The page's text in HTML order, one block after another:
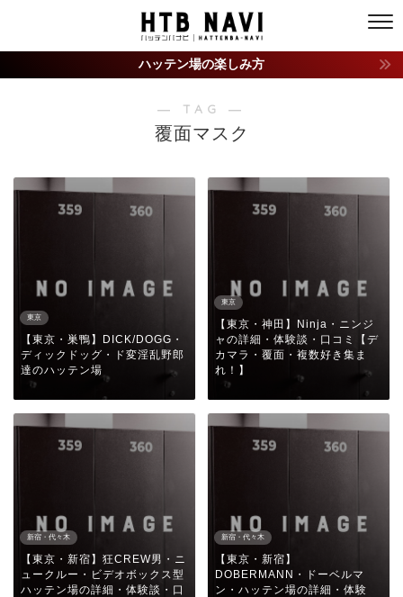
ハッテン場の楽しみ方
― TAG ―
覆面マスク
東京
【東京・巣鴨】DICK/DOGG・
ディックドッグ・ド変淫乱野郎
達のハッテン場
東京
【東京・神田】Ninja・ニンジ
ャの詳細・体験談・口コミ【デ
カマラ・覆面・複数好き集ま
れ！】
新宿・代々木
【東京・新宿】狂CREW男・ニ
ュークルー・ビデオボックス型
ハッテン場の詳細・体験談・口
新宿・代々木
【東京・新宿】
DOBERMANN・ドーベルマ
ン・ハッテン場の詳細・体験